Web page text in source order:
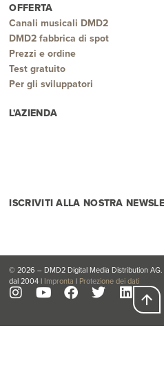
OFFERTA
Canali musicali DMD2
DMD2 fabbrica di spot
Prezzi e ordine
Test gratuito
Per gli sviluppatori
L'AZIENDA
ISCRIVITI ALLA NOSTRA
© 2026 – DMD2 Digital Media Distribution
dal 2004 | Impronta | Protezione dei dati